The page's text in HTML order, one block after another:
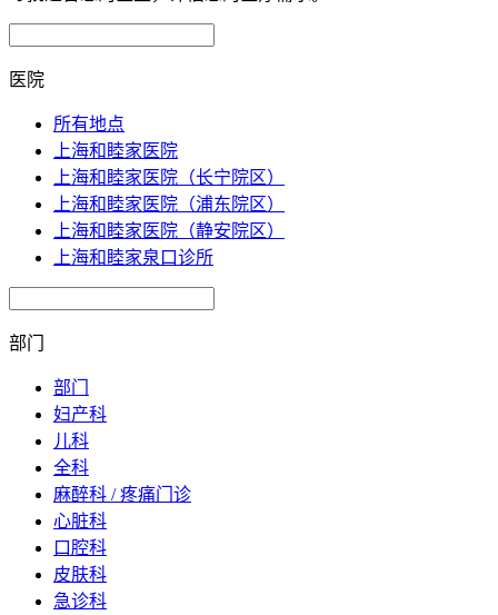
医院
所有地点
上海和睦家医院
上海和睦家医院（长宁院区）
上海和睦家医院（浦东院区）
上海和睦家医院（静安院区）
上海和睦家泉口诊所
部门
部门
妇产科
儿科
全科
麻醉科 / 疼痛门诊
心脏科
口腔科
皮肤科
急诊科